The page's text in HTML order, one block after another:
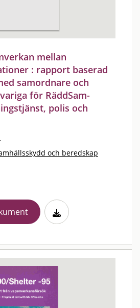
mellan
: rapport baserad
samordnare och
för RäddSam-
polis och
och beredskap